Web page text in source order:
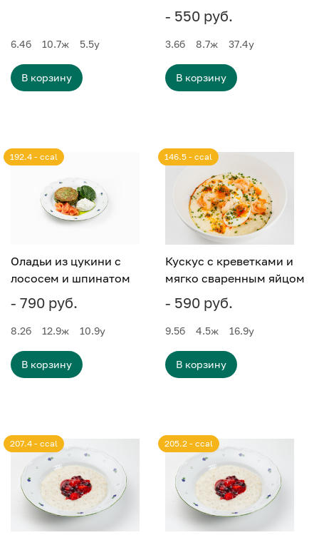
6.4б 10.7ж 5.5у
В корзину
- 550 руб.
3.6б 8.7ж 37.4у
В корзину
Оладьи из цукини с
лососем и шпинатом
- 790 руб.
192.4 - ccal
8.2б 12.9ж 10.9у
В корзину
Кускус с креветками и
мягко сваренным яйцом
- 590 руб.
146.5 - ccal
9.5б 4.5ж 16.9у
В корзину
207.4 - ccal 205.2 - ccal